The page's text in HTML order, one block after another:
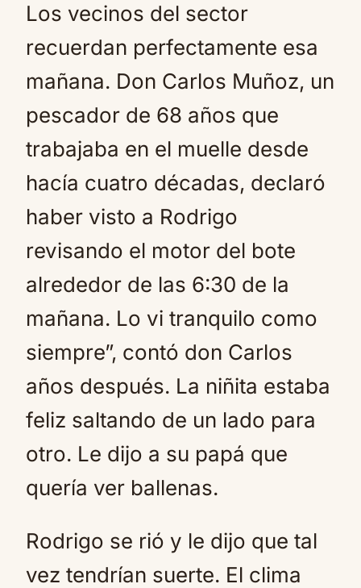
Los vecinos del sector
recuerdan perfectamente esa
mañana. Don Carlos Muñoz, un
pescador de 68 años que
trabajaba en el muelle desde
hacía cuatro décadas, declaró
haber visto a Rodrigo
revisando el motor del bote
alrededor de las 6:30 de la
mañana. Lo vi tranquilo como
siempre”, contó don Carlos
años después. La niñita estaba
feliz saltando de un lado para
otro. Le dijo a su papá que
quería ver ballenas.
Rodrigo se rió y le dijo que tal
vez tendrían suerte. El clima